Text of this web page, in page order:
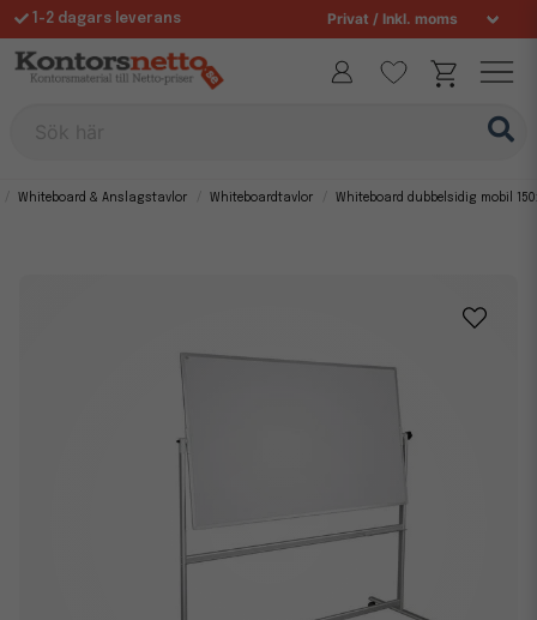
1-2 dagars leverans
Fri frakt över 995 kr
Whiteboard & Anslagstavlor Whiteboardtavlor Whiteboard dubbelsidig mobil